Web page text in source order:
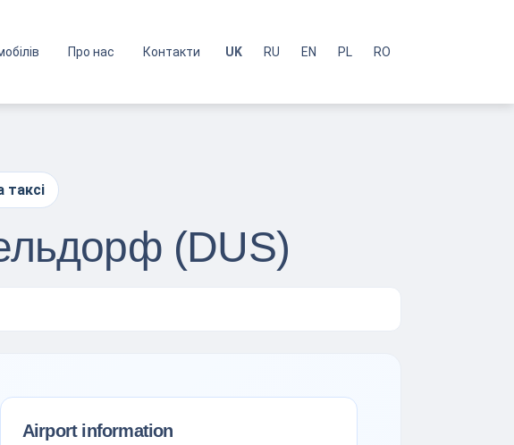
Про нас Контакти UK RU EN PL RO
таксі
(DUS)
Airport information